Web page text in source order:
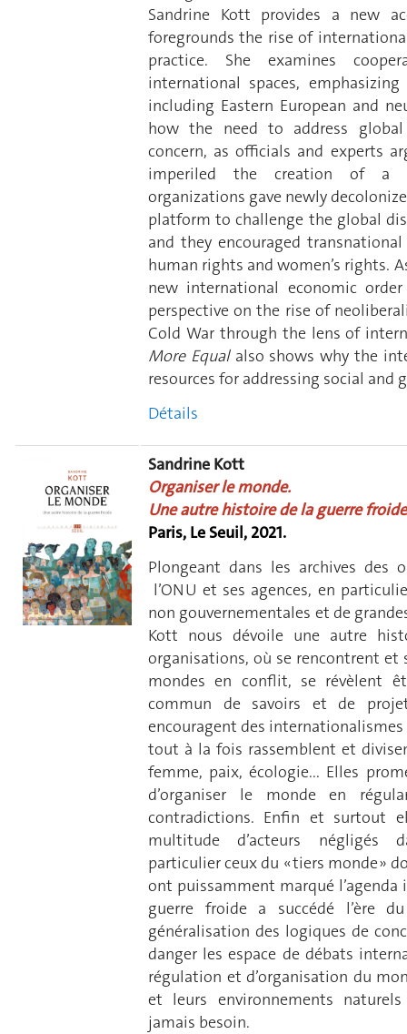
Sandrine Kott provides a new
foregrounds the rise of
practice. She examines
international spaces,
including Eastern European and
how the need to address
concern, as officials and experts
imperiled the creation of a
organizations gave newly
platform to challenge the global
and they encouraged
human rights and women’s rights.
new international economic
perspective on the rise of
Cold War through the lens of
More Equalalso shows why the
resources for addressing social and
Détails
Sandrine Kott
Organiser le monde.
Une autre histoire de la guerre froide
Paris, Le Seuil, 2021.
Plongeant dans les archives des
l’ONU et ses agences, en
non gouvernementales et de
Kott nous dévoile une autre
organisations, où se rencontrent et
mondes en conflit, se révèlent
commun de savoirs et de
encouragent des
tout à la fois rassemblent et
femme, paix, écologie... Elles
d’organiser le monde en
contradictions. Enfin et surtout
multitude d’acteurs
particulier ceux du « tiers monde »
ont puissamment marqué
guerre froide a succédé l’ère
généralisation des logiques de
danger les espace de débats
régulation et d’organisation du
et leurs environnements
jamais besoin.